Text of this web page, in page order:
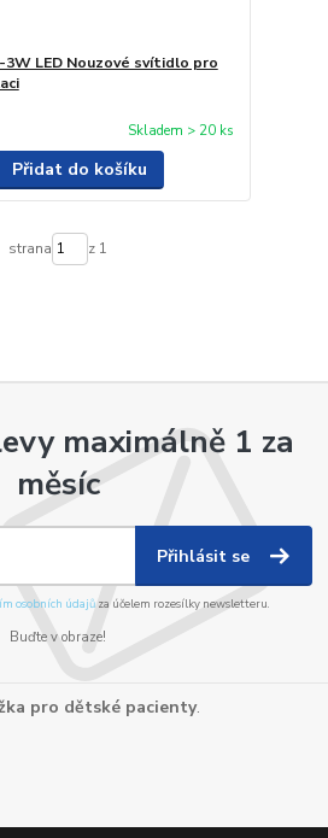
3W LED Nouzové svítidlo pro
Skladem > 20 ks
Přidat do košíku
strana z 1
maximálně 1 za
měsíc
Přihlásit se
osobních údajůza účelem rozesílky newsletteru.
Buďte v obraze!
pro dětské pacienty.